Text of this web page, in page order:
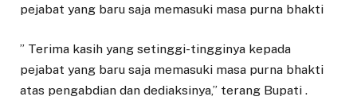
pejabat yang baru saja memasuki masa purna bhakti
” Terima kasih yang setinggi-tingginya kepada
pejabat yang baru saja memasuki masa purna bhakti
atas pengabdian dan dediaksinya,” terang Bupati .